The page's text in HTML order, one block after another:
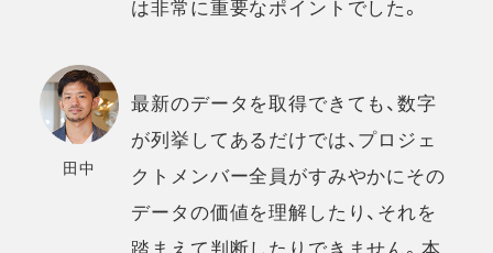
は非常に重要なポイントでした。
田中
最新のデータを取得できても、数字
が列挙してあるだけでは、プロジェ
クトメンバー全員がすみやかにその
データの価値を理解したり、それを
踏まえて判断したりできません。本